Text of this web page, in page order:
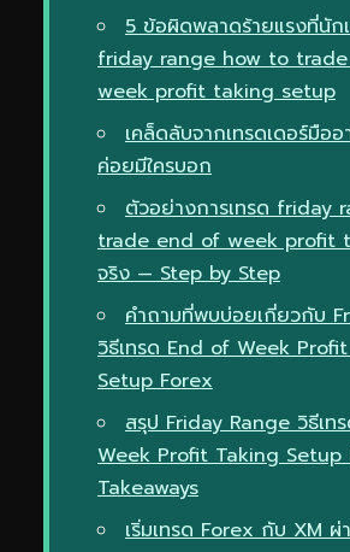
5 ข้อผิดพลาดร้ายแรงที่นักเ
friday range how to
week profit taking setup
เคล็ดลับจากเทรดเดอร์มือ
ค่อยมีใครบอก
ตัวอย่างการเทรด friday
trade end of week profit
จริง — Step by Step
คำถามที่พบบ่อยเกี่ยวกับ
วิธีเทรด End of Week
Setup Forex
สรุป Friday Range วิธีเท
Week Profit Taking
Takeaways
เริ่มเทรด Forex กับ XM